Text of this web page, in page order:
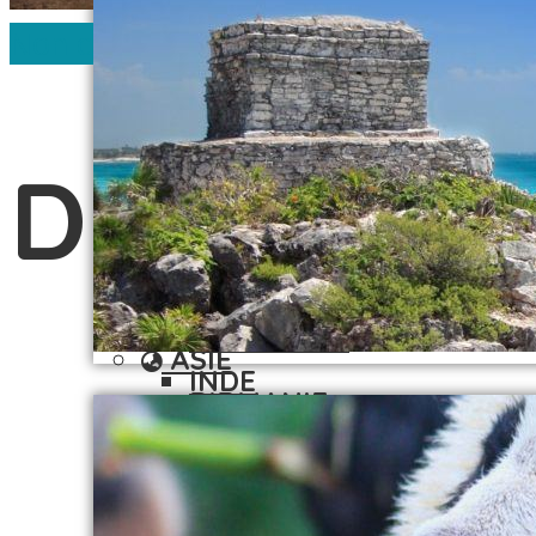
GUADELOUPE
MARTINIQUE
PÉROU
RÉPUBLIQUE
DOMINICAINE
ASIE
BIRMANIE
CAMBODGE
INDE
INDONÉSIE
LAOS
NÉPAL
AMÉRIQUE DU SUD
ARGENTINE
CUBA
GUADELOUPE
MARTINIQUE
PÉROU
RÉPUBLIQUE
DOMINICAINE
ASIE
BIRMANIE
CAMBODGE
INDE
DMC